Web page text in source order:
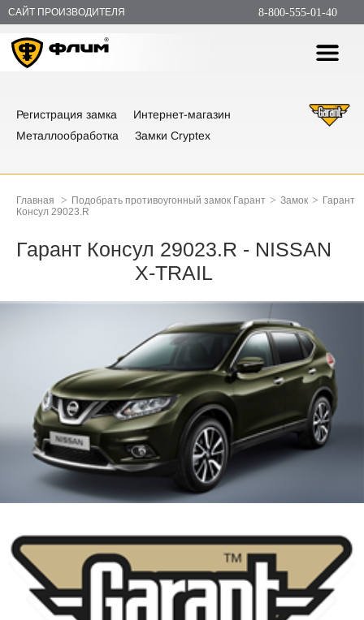
САЙТ ПРОИЗВОДИТЕЛЯ 8-800-555-01-40
Регистрация замка
Интернет-магазин
Металлообработка
Замки Cryptex
Главная > Подобрать противоугонный замок Гарант > Замок > Гарант
Консул 29023.R
Гарант Консул 29023.R - NISSAN
X-TRAIL